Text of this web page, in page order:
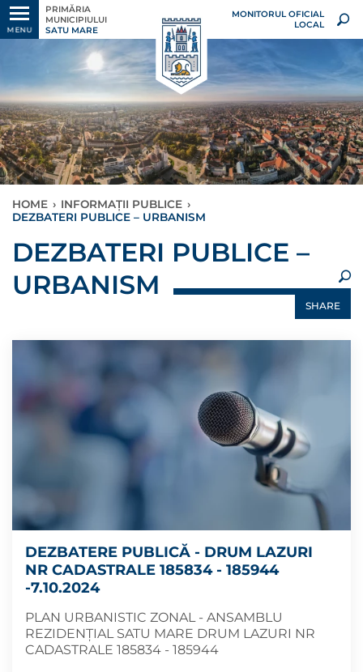
MENU
PRIMĂRIA
MUNICIPIULUI
SATU MARE
MONITORUL OFICIAL
LOCAL
HOME › INFORMAȚII PUBLICE ›
DEZBATERI PUBLICE – URBANISM
DEZBATERI PUBLICE –
URBANISM
SHARE
DEZBATERE PUBLICĂ - DRUM LAZURI
NR CADASTRALE 185834 - 185944
-7.10.2024
PLAN URBANISTIC ZONAL - ANSAMBLU
REZIDENȚIAL SATU MARE DRUM LAZURI NR
CADASTRALE 185834 - 185944